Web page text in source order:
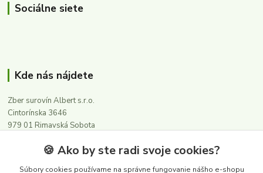
Sociálne siete
Kde nás nájdete
Zber surovín Albert s.r.o.
Cintorínska 3646
979 01 Rimavská Sobota
Kontakty
🍪 Ako by ste radi svoje cookies?
Súbory cookies používame na správne fungovanie nášho e-shopu